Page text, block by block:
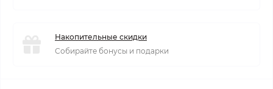
Накопительные скидки
Собирайте бонусы и подарки